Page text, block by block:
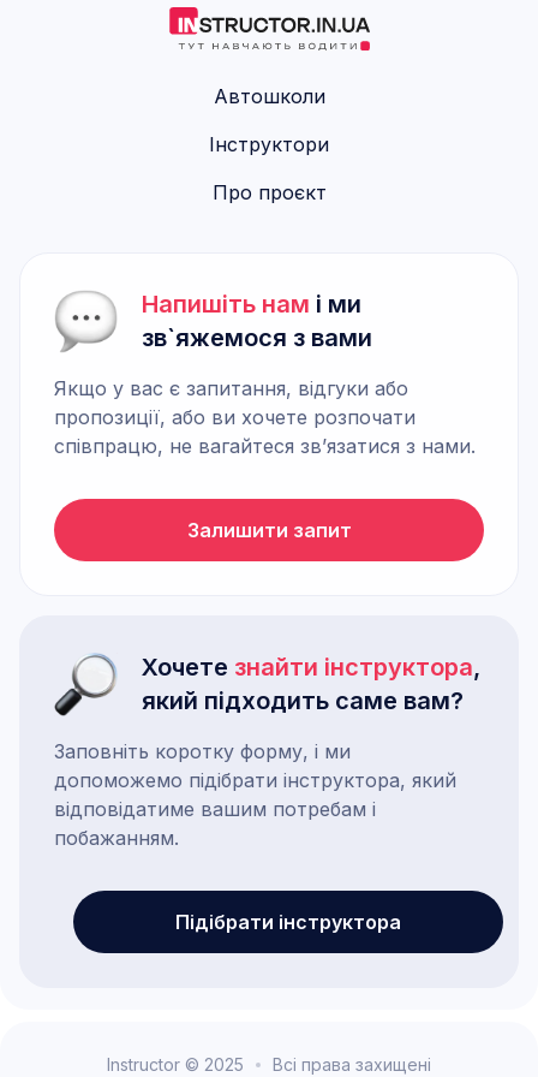
Автошколи
Інструктори
Про проєкт
Напишіть нам і ми
зв`яжемося з вами
Якщо у вас є запитання, відгуки або
пропозиції, або ви хочете розпочати
співпрацю, не вагайтеся зв’язатися з нами.
Залишити запит
Хочете знайти інструктора,
який підходить саме вам?
Заповніть коротку форму, і ми
допоможемо підібрати інструктора, який
відповідатиме вашим потребам і
побажанням.
Підібрати інструктора
Instructor © 2025 Всі права захищені